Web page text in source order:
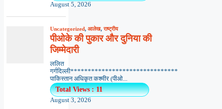
August 5, 2026
Uncategorized, आलेख,राष्ट्रीय
पीओके की पुकार और दुनिया की
जिम्मेदारी
ललित
गर्गदिल्ली*******************************
पाकिस्तान अधिकृत कश्मीर (पीओ...
Total Views : 11
August 3, 2026